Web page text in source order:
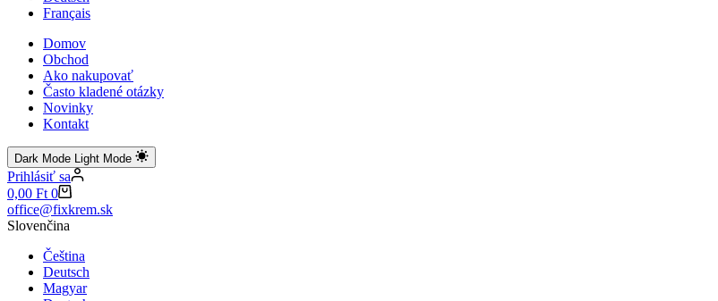
Français
Domov
Obchod
Ako nakupovať
Často kladené otázky
Novinky
Kontakt
Dark Mode Light Mode
Prihlásiť sa
Shopping
cart
0,00 Ft 0
office@fixkrem.sk
Slovenčina
Čeština
Deutsch
Magyar